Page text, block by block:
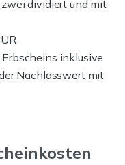
dividiert und mit
inklusive
Nachlasswert mit